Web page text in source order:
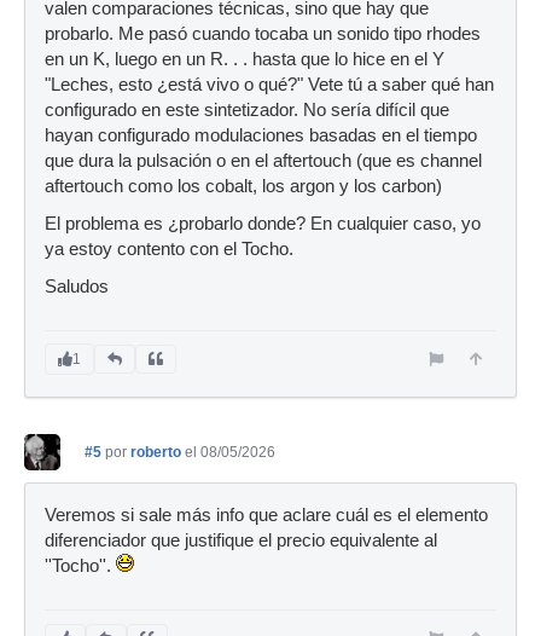
valen comparaciones técnicas, sino que hay que
probarlo. Me pasó cuando tocaba un sonido tipo rhodes
en un K, luego en un R. . . hasta que lo hice en el Y
"Leches, esto ¿está vivo o qué?" Vete tú a saber qué han
configurado en este sintetizador. No sería difícil que
hayan configurado modulaciones basadas en el tiempo
que dura la pulsación o en el aftertouch (que es channel
aftertouch como los cobalt, los argon y los carbon)
El problema es ¿probarlo donde? En cualquier caso, yo
ya estoy contento con el Tocho.
Saludos
1
#5 por roberto el 08/05/2026
Veremos si sale más info que aclare cuál es el elemento
diferenciador que justifique el precio equivalente al
''Tocho''.